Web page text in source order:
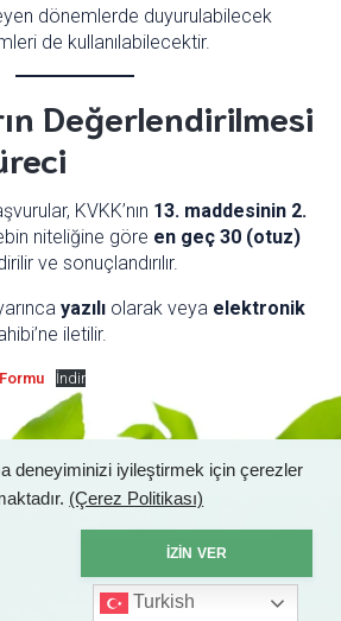
deneyiminizi iyileştirmek için çerezler
(Çerez Politikası)
İZİN VER
dönemlerde duyurulabilecek
de kullanılabilecektir.
Değerlendirilmesi
KVKK’nın 13. maddesinin 2.
niteliğine göre en geç 30 (otuz)
ve sonuçlandırılır.
yazılı olarak veya elektronik
iletilir.
İndir
Turkish